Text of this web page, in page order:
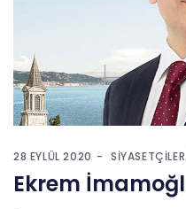
28 EYLÜL 2020 SIYASETÇILER
Ekrem